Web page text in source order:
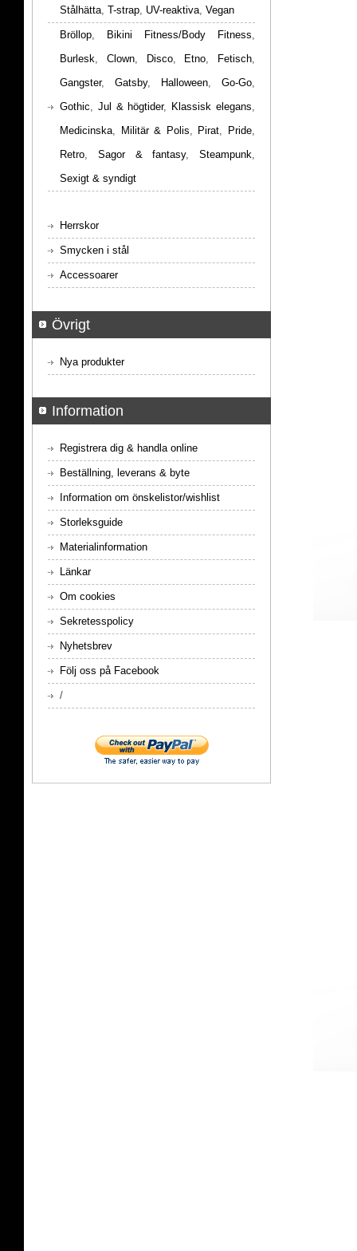
Stålhätta, T-strap, UV-reaktiva, Vegan
Bröllop, Bikini Fitness/Body Fitness,
Burlesk, Clown, Disco, Etno, Fetisch,
Gangster, Gatsby, Halloween, Go-Go,
Gothic, Jul & högtider, Klassisk elegans,
Medicinska, Militär & Polis, Pirat, Pride,
Retro, Sagor & fantasy, Steampunk,
Sexigt & syndigt
Herrskor
Smycken i stål
Accessoarer
Övrigt
Nya produkter
Information
Registrera dig & handla online
Beställning, leverans & byte
Information om önskelistor/wishlist
Storleksguide
Materialinformation
Länkar
Om cookies
Sekretesspolicy
Nyhetsbrev
Följ oss på Facebook
/